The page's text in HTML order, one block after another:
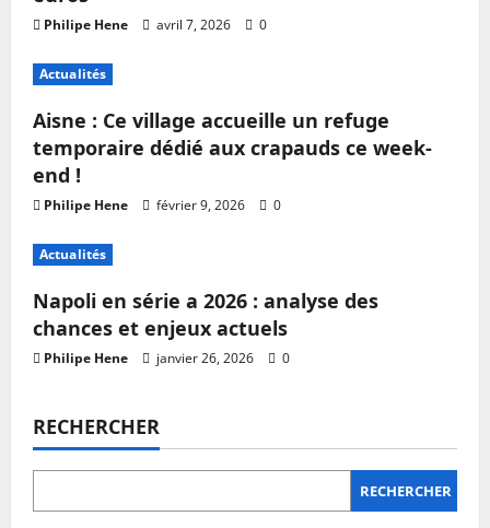
Philipe Hene avril 7, 2026 0
Actualités
Aisne : Ce village accueille un refuge
temporaire dédié aux crapauds ce week-
end !
Philipe Hene février 9, 2026 0
Actualités
Napoli en série a 2026 : analyse des
chances et enjeux actuels
Philipe Hene janvier 26, 2026 0
RECHERCHER
RECHERCHER